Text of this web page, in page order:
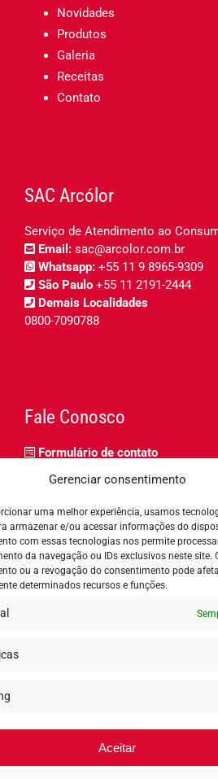
Gerenciar consentimento
uma melhor experiência, usamos
armazenar e/ou acessar informações do
com essas tecnologias nos permite
da navegação ou IDs exclusivos neste site.
ou a revogação do consentimento pode
determinados recursos e funções.
Aceitar
Novidades
Produtos
Galeria
Receitas
Contato
SAC Arcólor
Serviço de Atendimento ao
Email: sac@arcolor.com.br
Whatsapp: +55 11 9 8965-9309
São Paulo +55 11 2191-2444
Demais Localidades
0800-7090788
Fale Conosco
Formulário de contato
Relatório de igualdade salarial
Horário de Atendimento:
8h ás 18h